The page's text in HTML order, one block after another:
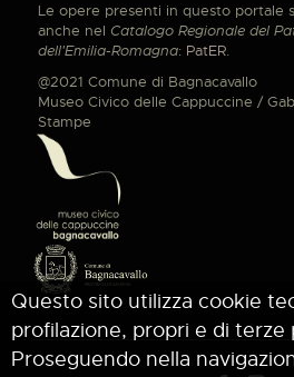
Le opere presenti in questo portale
anche nel Catalogo Regionale del
dell'Emilia-Romagna: PatER.
@2021 Comune di Bagnacavallo
Museo Civico delle Cappuccine /
Stampe
Questo sito utilizza cookie
profilazione, propri e di terze
Proseguendo nella